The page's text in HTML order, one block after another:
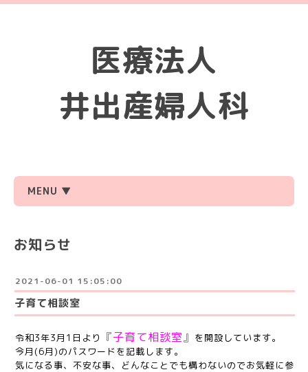
医療法人
井出産婦人科
MENU ▼
お知らせ
2021-06-01 15:05:00
子育て相談室
令和3年3月1日より 『子育て相談室』 を開設しています。
今月(6月)のパスワードを記載します。
気になる事、不安な事、どんなことでも構わないのでお気軽に参